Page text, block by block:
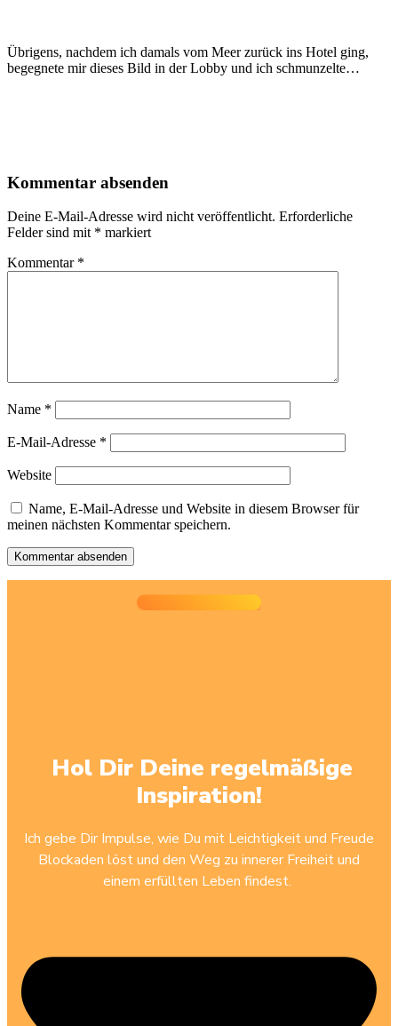
Übrigens, nachdem ich damals vom Meer zurück ins Hotel ging,
begegnete mir dieses Bild in der Lobby und ich schmunzelte…
Kommentar absenden
Deine E-Mail-Adresse wird nicht veröffentlicht. Erforderliche
Felder sind mit * markiert
Kommentar *
Name *
E-Mail-Adresse *
Website
Name, E-Mail-Adresse und Website in diesem Browser für
meinen nächsten Kommentar speichern.
Hol Dir Deine regelmäßige
Inspiration!
Ich gebe Dir Impulse, wie Du mit Leichtigkeit und Freude
Blockaden löst und den Weg zu innerer Freiheit und
einem erfüllten Leben findest.